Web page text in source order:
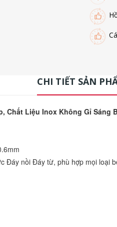
CHI TIẾT SẢN
Chất Liệu Inox Không Gỉ Sáng
Đáy nồi Đáy từ, phù hợp mọi loại